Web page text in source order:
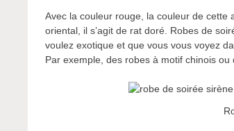
Avec la couleur rouge, la couleur de cette
oriental, il s’agit de rat doré. Robes de
voulez exotique et que vous vous voyez
Par exemple, des robes à motif chinois ou